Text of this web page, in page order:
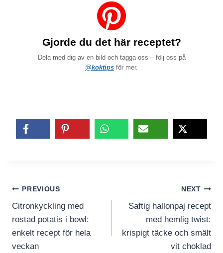
Gjorde du det här receptet?
Dela med dig av en bild och tagga oss – följ oss på
@koktips för mer.
Inläggsnavigering
PREVIOUS
Citronkyckling med
rostad potatis i bowl:
enkelt recept för hela
veckan
NEXT
Saftig hallonpaj recept
med hemlig twist:
krispigt täcke och smält
vit choklad